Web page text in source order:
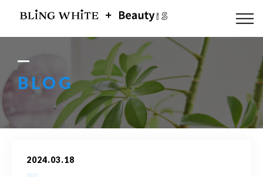
BLOG
2024.03.18
ABOUT US
FLOW
MENU